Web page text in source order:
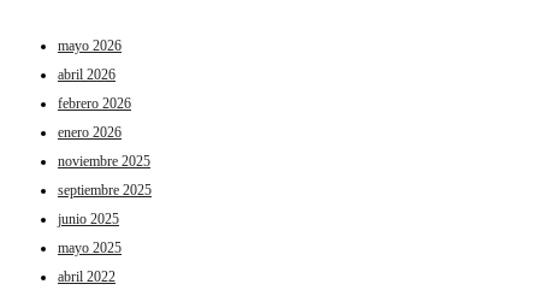
mayo 2026
abril 2026
febrero 2026
enero 2026
noviembre 2025
septiembre 2025
junio 2025
mayo 2025
abril 2022